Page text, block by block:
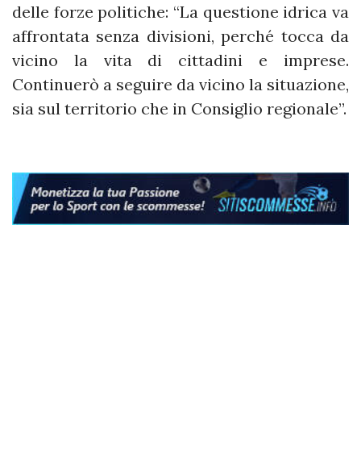
delle forze politiche: “La questione idrica va
affrontata senza divisioni, perché tocca da
vicino la vita di cittadini e imprese.
Continuerò a seguire da vicino la situazione,
sia sul territorio che in Consiglio regionale”.